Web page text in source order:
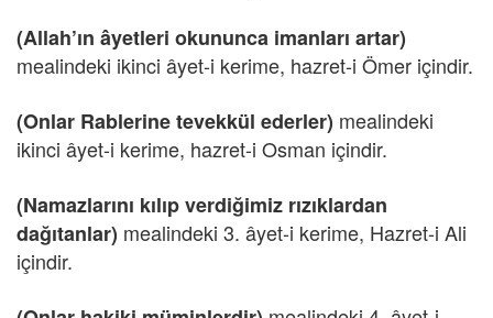
(Allah’ın âyetleri okununca imanları artar)
mealindeki ikinci âyet-i kerime, hazret-i Ömer içindir.
(Onlar Rablerine tevekkül ederler) mealindeki
ikinci âyet-i kerime, hazret-i Osman içindir.
(Namazlarını kılıp verdiğimiz rızıklardan
dağıtanlar) mealindeki 3. âyet-i kerime, Hazret-i Ali
içindir.